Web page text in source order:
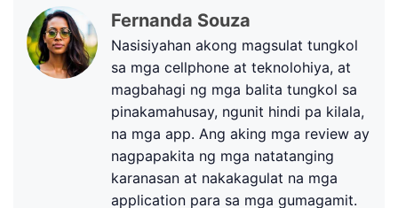
Fernanda Souza
Nasisiyahan akong magsulat tungkol
sa mga cellphone at teknolohiya, at
magbahagi ng mga balita tungkol sa
pinakamahusay, ngunit hindi pa kilala,
na mga app. Ang aking mga review ay
nagpapakita ng mga natatanging
karanasan at nakakagulat na mga
application para sa mga gumagamit.